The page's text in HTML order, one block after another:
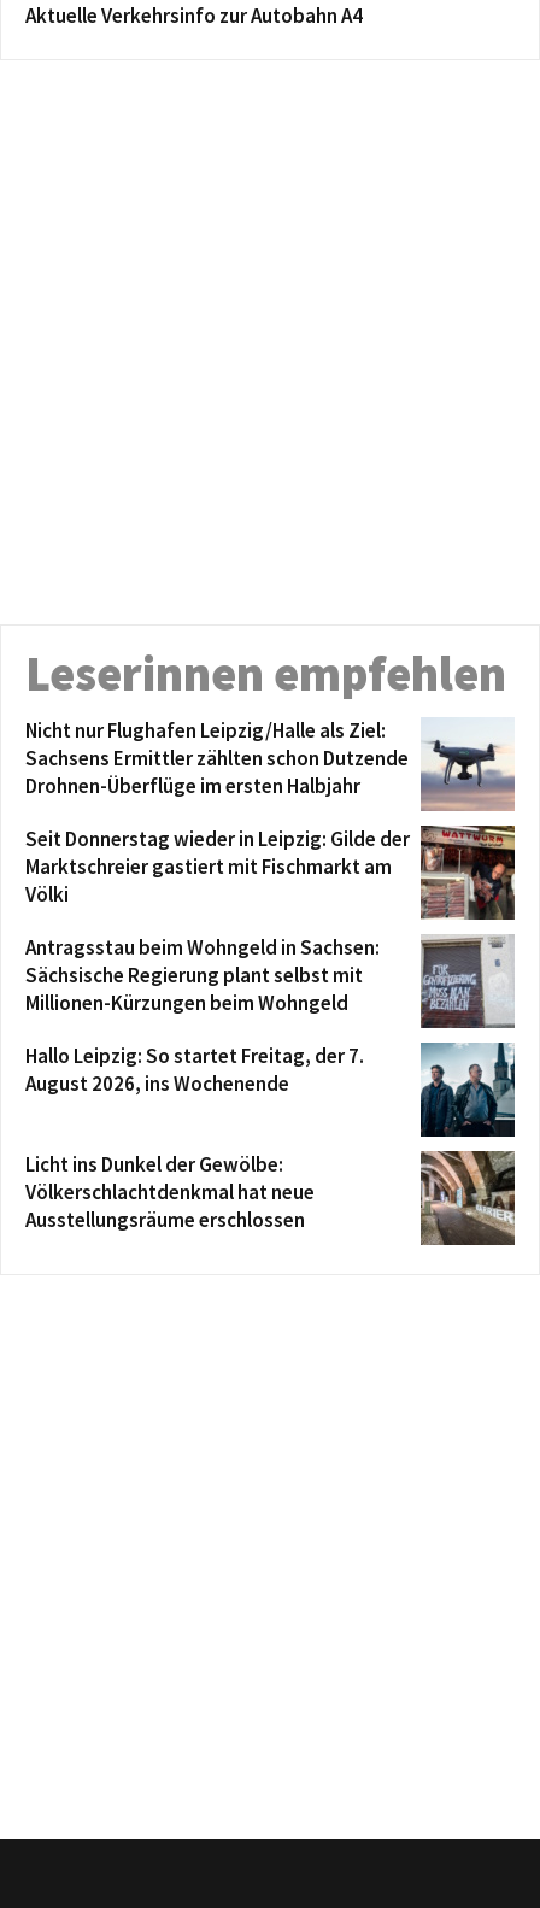
Aktuelle Verkehrsinfo zur Autobahn A4
Leserinnen empfehlen
Nicht nur Flughafen Leipzig/Halle als Ziel:
Sachsens Ermittler zählten schon Dutzende
Drohnen-Überflüge im ersten Halbjahr
Seit Donnerstag wieder in Leipzig: Gilde der
Marktschreier gastiert mit Fischmarkt am
Völki
Antragsstau beim Wohngeld in Sachsen:
Sächsische Regierung plant selbst mit
Millionen-Kürzungen beim Wohngeld
Hallo Leipzig: So startet Freitag, der 7.
August 2026, ins Wochenende
Licht ins Dunkel der Gewölbe:
Völkerschlachtdenkmal hat neue
Ausstellungsräume erschlossen